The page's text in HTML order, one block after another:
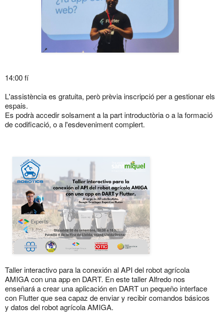
14:00 fí
L'assistència es gratuita, però prèvia inscripció per a gestionar els
espais.
Es podrà accedir solsament a la part introductòria o a la formació
de codificació, o a l'esdeveniment complert.
Taller interactivo para la conexión al API del robot agrícola
AMIGA con una app en DART. En este taller Alfredo nos
enseñará a crear una aplicación en DART un pequeño interface
con Flutter que sea capaz de enviar y recibir comandos básicos
y datos del robot agrícola AMIGA.